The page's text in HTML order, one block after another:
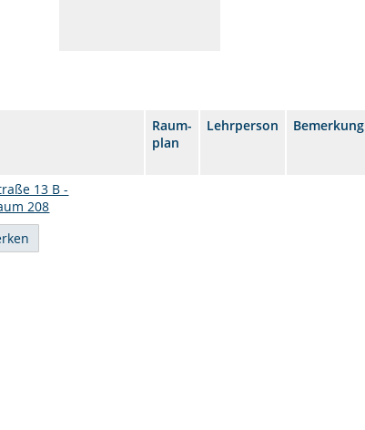
Raum-
plan
Lehrperson Bemerkung
13 B -
208